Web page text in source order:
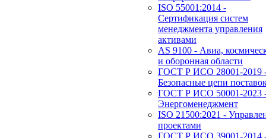
ISO 55001:2014 -
Сертификация систем
менеджмента управления
активами
AS 9100 - Авиа,
и оборонная области
ГОСТ Р ИСО 28001-2019
Безопасные цепи
ГОСТ Р ИСО 50001-2023
Энергоменеджмент
ISO 21500:2021 -
проектами
ГОСТ Р ИСО 39001-2014